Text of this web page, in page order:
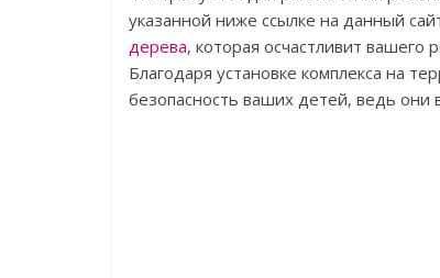
указанной ниже ссылке на данный
дерева, которая осчастливит вашего
Благодаря установке комплекса на
безопасность ваших детей, ведь они